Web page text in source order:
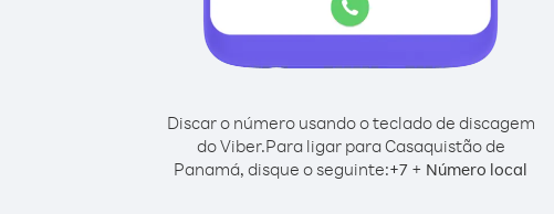
Discar o número usando o teclado de discagem
do Viber.Para ligar para Casaquistão de
Panamá, disque o seguinte:+7 + Número local